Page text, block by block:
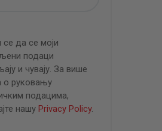
да се моји
подаци
и чувају. За више
о руковању
подацима,
нашу Privacy Policy.